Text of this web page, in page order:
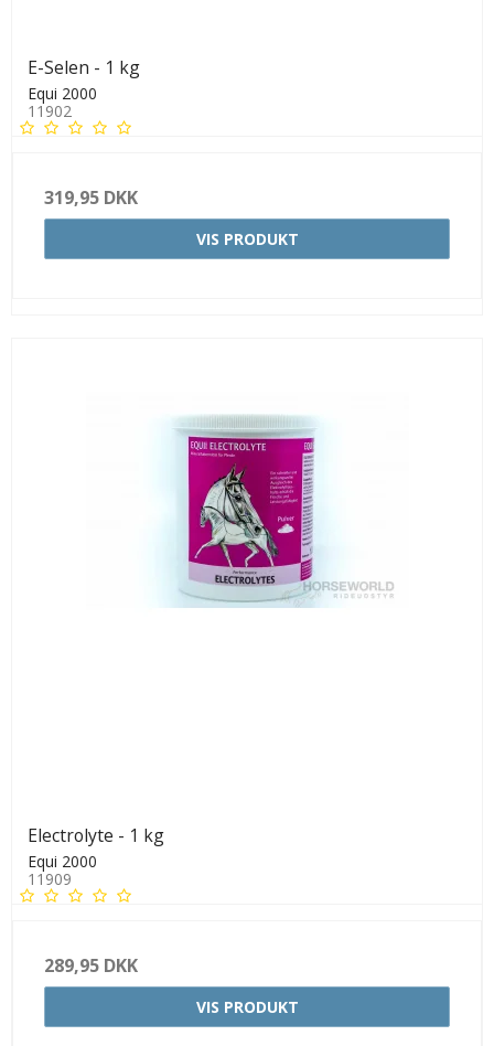
E-Selen - 1 kg
Equi 2000
11902
319,95 DKK
VIS PRODUKT
Electrolyte - 1 kg
Equi 2000
11909
289,95 DKK
VIS PRODUKT